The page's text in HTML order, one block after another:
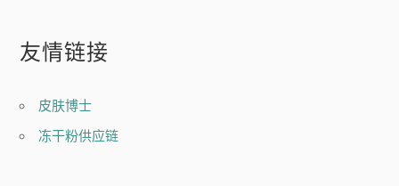
友情链接
皮肤博士
冻干粉供应链